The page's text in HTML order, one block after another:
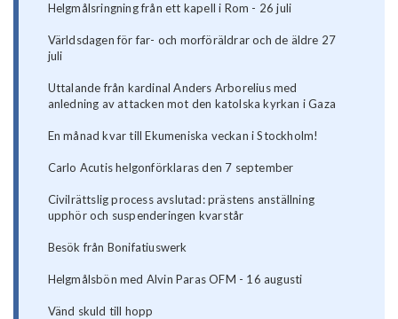
Helgmålsringning från ett kapell i Rom - 26 juli
Världsdagen för far- och morföräldrar och de äldre 27
juli
Uttalande från kardinal Anders Arborelius med
anledning av attacken mot den katolska kyrkan i Gaza
En månad kvar till Ekumeniska veckan i Stockholm!
Carlo Acutis helgonförklaras den 7 september
Civilrättslig process avslutad: prästens anställning
upphör och suspenderingen kvarstår
Besök från Bonifatiuswerk
Helgmålsbön med Alvin Paras OFM - 16 augusti
Vänd skuld till hopp